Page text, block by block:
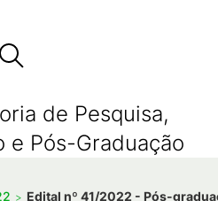
de Pesquisa,
e Pós-Graduação
Edital nº 41/2022 - Pós-